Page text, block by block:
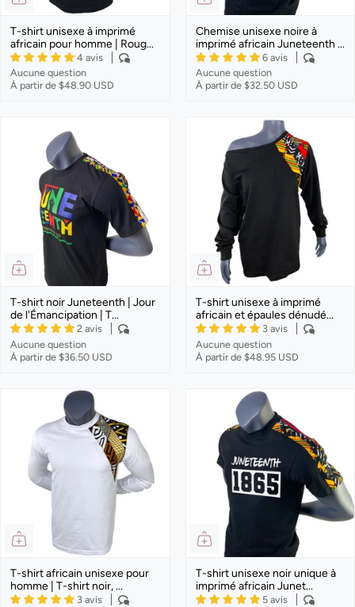
T-shirt unisexe à imprimé
africain pour homme | Roug...
4 avis
Aucune question
À partir de $48.90 USD
Chemise unisexe noire à
imprimé africain Juneteenth ...
6 avis
Aucune question
À partir de$32.50 USD
T-shirt noir Juneteenth | Jour
de l'Émancipation | T...
2 avis
Aucune question
À partir de $36.50 USD
T-shirt unisexe à imprimé
africain et épaules dénudé...
3 avis
Aucune question
À partir de$48.95 USD
T-shirt africain unisexe pour
homme | T-shirt noir, ...
3 avis
T-shirt unisexe noir unique à
imprimé africain Junet...
5 avis